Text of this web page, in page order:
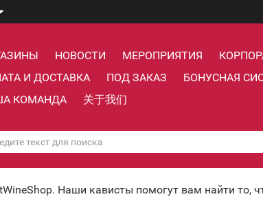
НОВОСТИ МЕРОПРИЯТИЯ
И ДОСТАВКА
ПОД ЗАКАЗ
БОНУСНАЯ
КОМАНДА
关于我们
Наши кависты помогут вам найти то,